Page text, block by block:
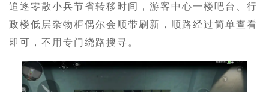
追逐零散小兵节省转移时间，游客中心一楼吧台、行
政楼低层杂物柜偶尔会顺带刷新，顺路经过简单查看
即可，不用专门绕路搜寻。